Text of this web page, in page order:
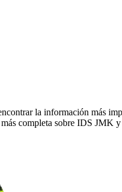
la información más
completa sobre IDS JMK